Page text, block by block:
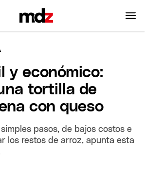
y económico:
tortilla de
con queso
pasos, de bajos costos e
los restos de arroz, apunta esta